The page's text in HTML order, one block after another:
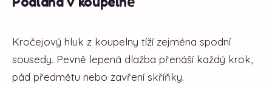
Kročejový hluk z koupelny tíží zejména spodní
sousedy. Pevně lepená dlažba přenáší každý krok,
pád předmětu nebo zavření skříňky.